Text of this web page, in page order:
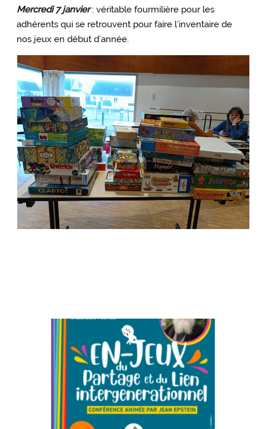
Mercredi 7 janvier: véritable fourmilière pour les
adhérents qui se retrouvent pour faire l’inventaire de
nos jeux en début d’année.